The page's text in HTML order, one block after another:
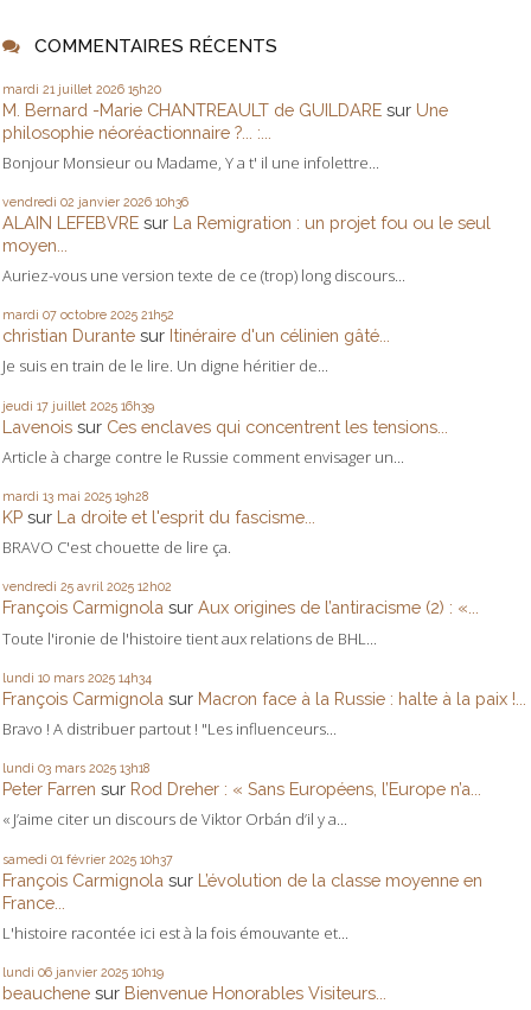
COMMENTAIRES RÉCENTS
mardi 21 juillet 2026 15h20
M. Bernard -Marie CHANTREAULT de GUILDARE sur Une
philosophie néoréactionnaire ?... :...
Bonjour Monsieur ou Madame, Y a t' il une infolettre...
vendredi 02 janvier 2026 10h36
ALAIN LEFEBVRE sur La Remigration : un projet fou ou le seul
moyen...
Auriez-vous une version texte de ce (trop) long discours...
mardi 07 octobre 2025 21h52
christian Durante sur Itinéraire d'un célinien gâté...
Je suis en train de le lire. Un digne héritier de...
jeudi 17 juillet 2025 16h39
Lavenois sur Ces enclaves qui concentrent les tensions...
Article à charge contre le Russie comment envisager un...
mardi 13 mai 2025 19h28
KP sur La droite et l'esprit du fascisme...
BRAVO C'est chouette de lire ça.
vendredi 25 avril 2025 12h02
François Carmignola sur Aux origines de l’antiracisme (2) : «...
Toute l'ironie de l'histoire tient aux relations de BHL...
lundi 10 mars 2025 14h34
François Carmignola sur Macron face à la Russie : halte à la paix !...
Bravo ! A distribuer partout ! "Les influenceurs...
lundi 03 mars 2025 13h18
Peter Farren sur Rod Dreher : « Sans Européens, l’Europe n’a...
« J’aime citer un discours de Viktor Orbán d’il y a...
samedi 01 février 2025 10h37
François Carmignola sur L’évolution de la classe moyenne en
France...
L'histoire racontée ici est à la fois émouvante et...
lundi 06 janvier 2025 10h19
beauchene sur Bienvenue Honorables Visiteurs...